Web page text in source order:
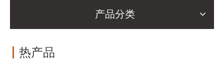
产品分类
热产品